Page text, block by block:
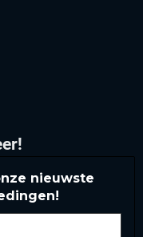
nieuwste